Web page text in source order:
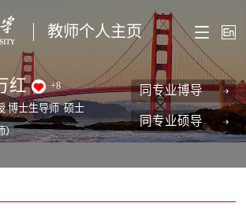
教师个人主页
红 +8
博士生导师 硕士
）
同专业博导
同专业硕导